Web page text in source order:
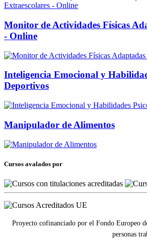
Monitor de Actividades Físicas
- Online
Inteligencia Emocional y
Deportivos
Manipulador de Alimentos
Cursos avalados por
Proyecto cofinanciado por el Fondo Europeo
personas